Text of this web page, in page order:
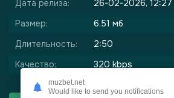
Дата релиза:
26-02-2026, 12:27
Размер:
6.51 мб
Длительность:
2:50
Качество:
320 kbps
muzbet.net
Would like to send you notifications